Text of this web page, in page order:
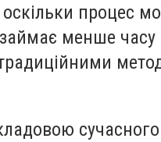
оскільки процес
займає менше часу
сучасного